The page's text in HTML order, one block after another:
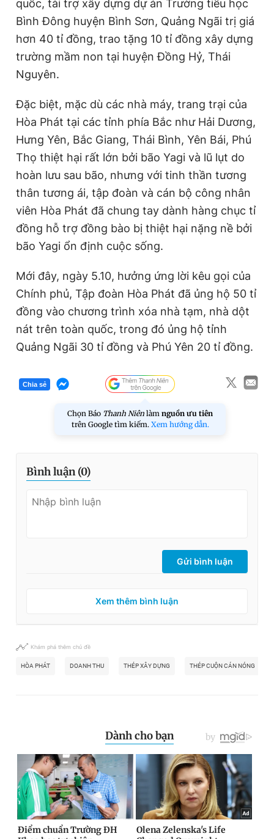
quốc, tài trợ xây dựng dự án Trường tiểu học
Bình Đông huyện Bình Sơn, Quảng Ngãi trị giá
hơn 40 tỉ đồng, trao tặng 10 tỉ đồng xây dựng
trường mầm non tại huyện Đồng Hỷ, Thái
Nguyên.
Đặc biệt, mặc dù các nhà máy, trang trại của
Hòa Phát tại các tỉnh phía Bắc như Hải Dương,
Hưng Yên, Bắc Giang, Thái Bình, Yên Bái, Phú
Thọ thiệt hại rất lớn bởi bão Yagi và lũ lụt do
hoàn lưu sau bão, nhưng với tinh thần tương
thân tương ái, tập đoàn và cán bộ công nhân
viên Hòa Phát đã chung tay dành hàng chục tỉ
đồng hỗ trợ đồng bào bị thiệt hại nặng nề bởi
bão Yagi ổn định cuộc sống.
Mới đây, ngày 5.10, hưởng ứng lời kêu gọi của
Chính phủ, Tập đoàn Hòa Phát đã ủng hộ 50 tỉ
đồng vào chương trình xóa nhà tạm, nhà dột
nát trên toàn quốc, trong đó ủng hộ tỉnh
Quảng Ngãi 30 tỉ đồng và Phú Yên 20 tỉ đồng.
Chia sẻ
Chọn Báo Thanh Niên làm nguồn ưu tiên
trên Google tìm kiếm. Xem hướng dẫn.
Bình luận (0)
Gửi bình luận
Xem thêm bình luận
Khám phá thêm chủ đề
HÒA PHÁT DOANH THU THÉP XÂY DỰNG THÉP CUỘN CÁN NÓNG